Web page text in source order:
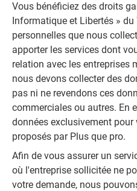
Vous bénéficiez des droits
Informatique et Libertés »
personnelles que nous
apporter les services dont
relation avec les entreprises
nous devons collecter des
pas ni ne revendons ces
commerciales ou autres. En
données exclusivement
proposés par Plus que pro.
Afin de vous assurer un
où l'entreprise sollicitée ne
votre demande, nous